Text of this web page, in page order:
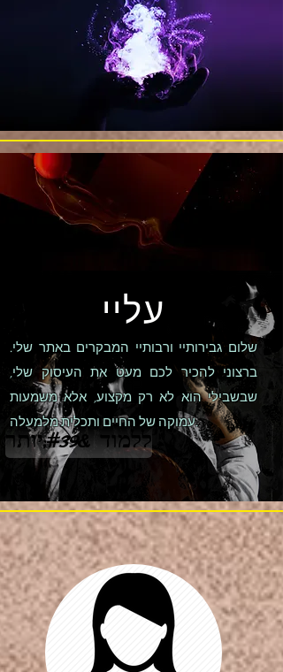
עליי
שלום גבירותיי ורבותיי המבקרים באתר שלי.
ברצוני להכיר לכם מעט את העיסוק שלי,
שבשבילי הוא לא רק מקצוע, אלא משמעות
עמוקה של החיים ותכלית מלמעלה.
ללמוד &#39;יותר